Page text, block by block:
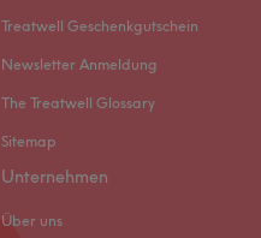
Treatwell Geschenkgutschein
Newsletter Anmeldung
The Treatwell Glossary
Sitemap
Unternehmen
Über uns